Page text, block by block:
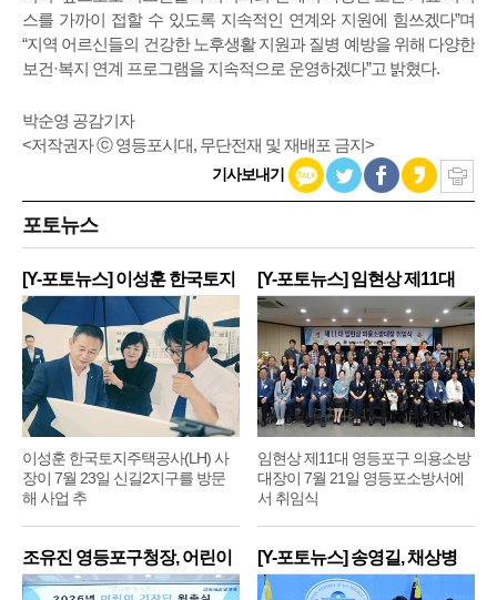
스를 가까이 접할 수 있도록 지속적인 연계와 지원에 힘쓰겠다”며
“지역 어르신들의 건강한 노후생활 지원과 질병 예방을 위해 다양한
보건·복지 연계 프로그램을 지속적으로 운영하겠다”고 밝혔다.
박순영 공감기자
<저작권자 ⓒ 영등포시대, 무단전재 및 재배포 금지>
기사보내기
포토뉴스
[Y-포토뉴스] 이성훈 한국토지
주
이성훈 한국토지주택공사(LH) 사
장이 7월 23일 신길2지구를 방문
해 사업 추
[Y-포토뉴스] 임현상 제11대
영
임현상 제11대 영등포구 의용소방
대장이 7월 21일 영등포소방서에
서 취임식
조유진 영등포구청장, 어린이
기
[Y-포토뉴스] 송영길, 채상병
순